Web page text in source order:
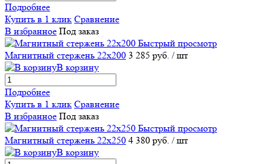
Подробнее
Купить в 1 клик Сравнение
В избранное Под заказ
Быстрый просмотр
Магнитный стержень 22х200 3 285 руб. / шт
В корзину
Подробнее
Купить в 1 клик Сравнение
В избранное Под заказ
Быстрый просмотр
Магнитный стержень 22х250 4 380 руб. / шт
В корзину